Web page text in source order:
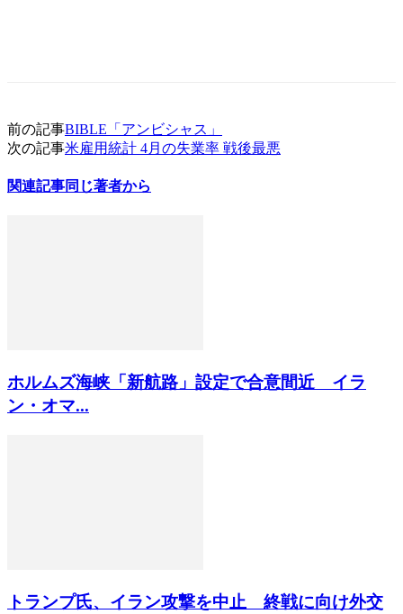
前の記事BIBLE「アンビシャス」
次の記事米雇用統計 4月の失業率 戦後最悪
関連記事同じ著者から
ホルムズ海峡「新航路」設定で合意間近 イラ
ン・オマ...
トランプ氏、イラン攻撃を中止 終戦に向け外交